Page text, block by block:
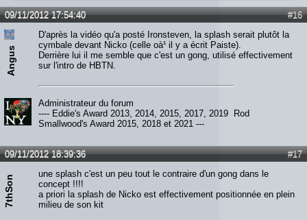
#16
09/11/2012 17:54:40
Angus
D'après la vidéo qu'a posté Ironsteven, la splash serait plutôt la
cymbale devant Nicko (celle oà¹ il y a écrit Paiste).
Derrière lui il me semble que c'est un gong, utilisé effectivement
sur l'intro de HBTN.
Administrateur du forum
---- Eddie's Award 2013, 2014, 2015, 2017, 2019 Rod
Smallwood's Award 2015, 2018 et 2021 ---
#17
09/11/2012 18:39:36
7thSon
une splash c'est un peu tout le contraire d'un gong dans le
concept !!!!
a priori la splash de Nicko est effectivement positionnée en plein
milieu de son kit